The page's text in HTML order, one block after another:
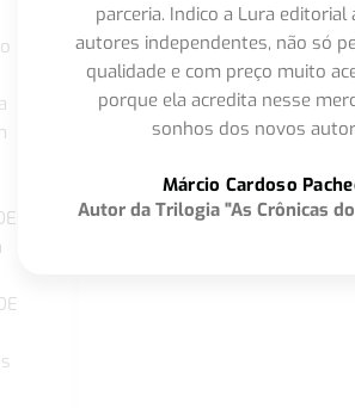
parceria. Indico a Lura editorial
autores independentes, não só
qualidade e com preço muito
porque ela acredita nesse
sonhos dos novos
Márcio Cardoso
Autor da Trilogia "As Crônicas